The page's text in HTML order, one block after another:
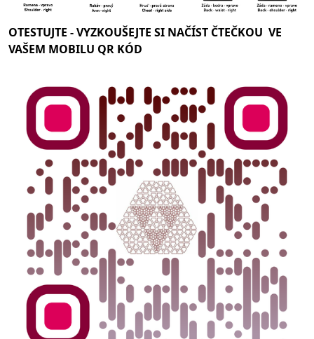
OTESTUJTE -VYZKOUŠEJTE SI NAČÍST ČTEČKOU VE
VAŠEM MOBILU QR KÓD